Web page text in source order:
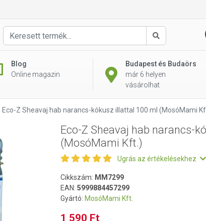
Keresés
Blog
Online magazin
Budapest és Budaörs
már 6 helyen
vásárolhat
Eco-Z Sheavaj hab narancs-kókusz illattal 100 ml (MosóMami
Eco-Z Sheavaj hab narancs-
(MosóMami Kft.)
Ugrás az értékelésekhez
Cikkszám: MM7299
EAN: 5999884457299
Gyártó: MosóMami Kft.
1 590 Ft